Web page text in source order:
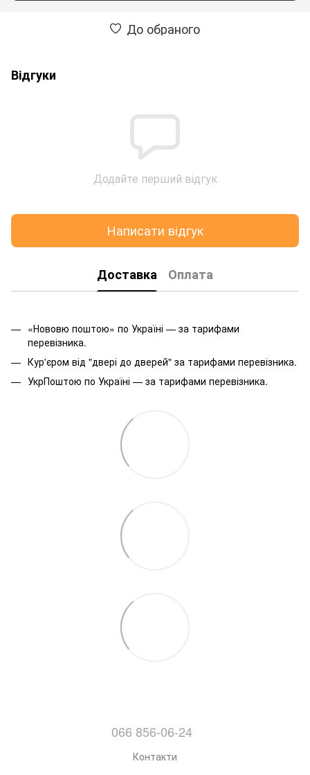
До обраного
Відгуки
Додайте перший відгук
Написати відгук
Доставка Оплата
«Нововю поштою» по Україні — за тарифами
перевізника.
Кур'єром від "двері до дверей" за тарифами перевізника.
УкрПоштою по Україні — за тарифами перевізника.
066 856-06-24
Контакти